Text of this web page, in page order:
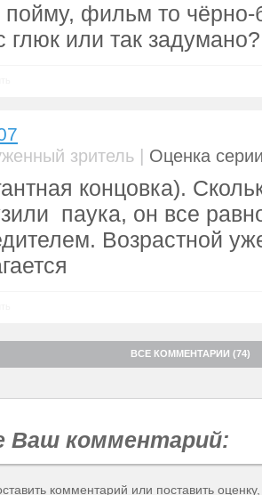
фильм то чёрно-
глюк или так задумано?
зритель | Оценка
концовка).
паука, он все
Возрастной
ВСЕ КОММЕНТАРИИ (74)
Ваш комментарий:
комментарий или поставить